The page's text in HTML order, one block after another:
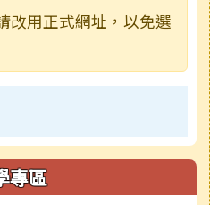
改用正式網址，以免選
專區